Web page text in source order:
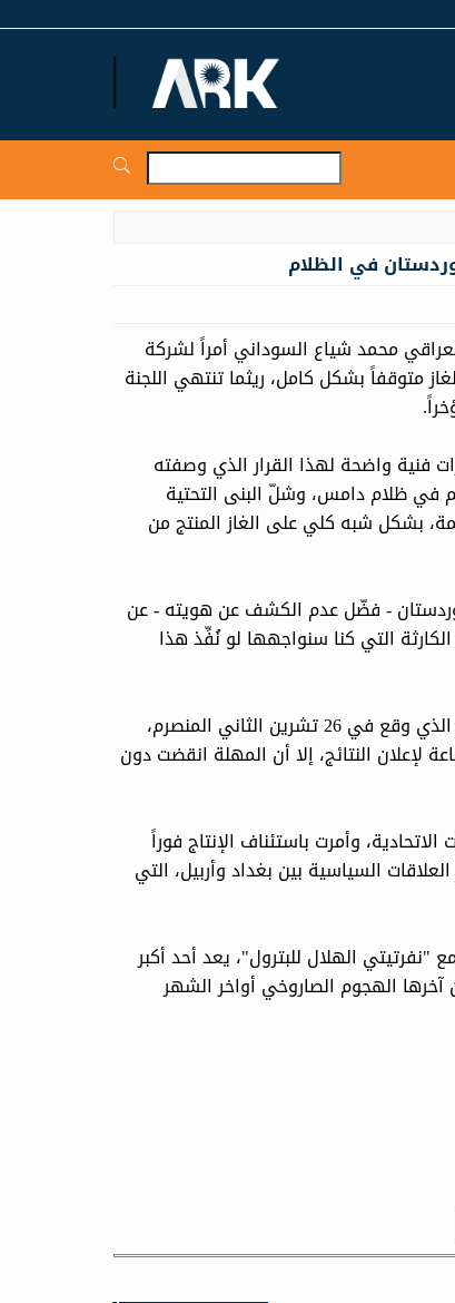
في الظلام
محمد شياع السوداني أمراً لشركة
متوقفاً بشكل كامل، ريثما تنتهي اللجنة
فنية واضحة لهذا القرار الذي وصفته
في ظلام دامس، وشلّ البنى التحتية
بشكل شبه كلي على الغاز المنتج من
- فضّل عدم الكشف عن هويته - عن
التي كنا سنواجهها لو نُفِّذ هذا
وتشير التفاصيل إلى أن بغداد شكلت لجنة وزارية للتحقيق في الهجوم الذي وقع في 26 تشرين الثاني المنصرم،
بانقطاع مؤقت للكهرباء. وقد منح السوداني اللجنة مهلة 72 ساعة لإعلان النتائج، إلا أن المهلة انقضت دون
وأمرت باستئناف الإنتاج فوراً
السياسية بين بغداد وأربيل، التي
"نفرتيتي الهلال للبترول"، يعد أحد أكبر
الإقليم، وقد تعرض لسلسلة هجمات منذ عام 2022، كان آخرها الهجوم الصاروخي أواخر الشهر